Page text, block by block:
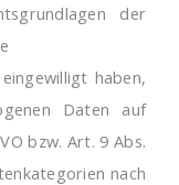
der
haben,
Daten auf
bzw. Art. 9 Abs.
nach